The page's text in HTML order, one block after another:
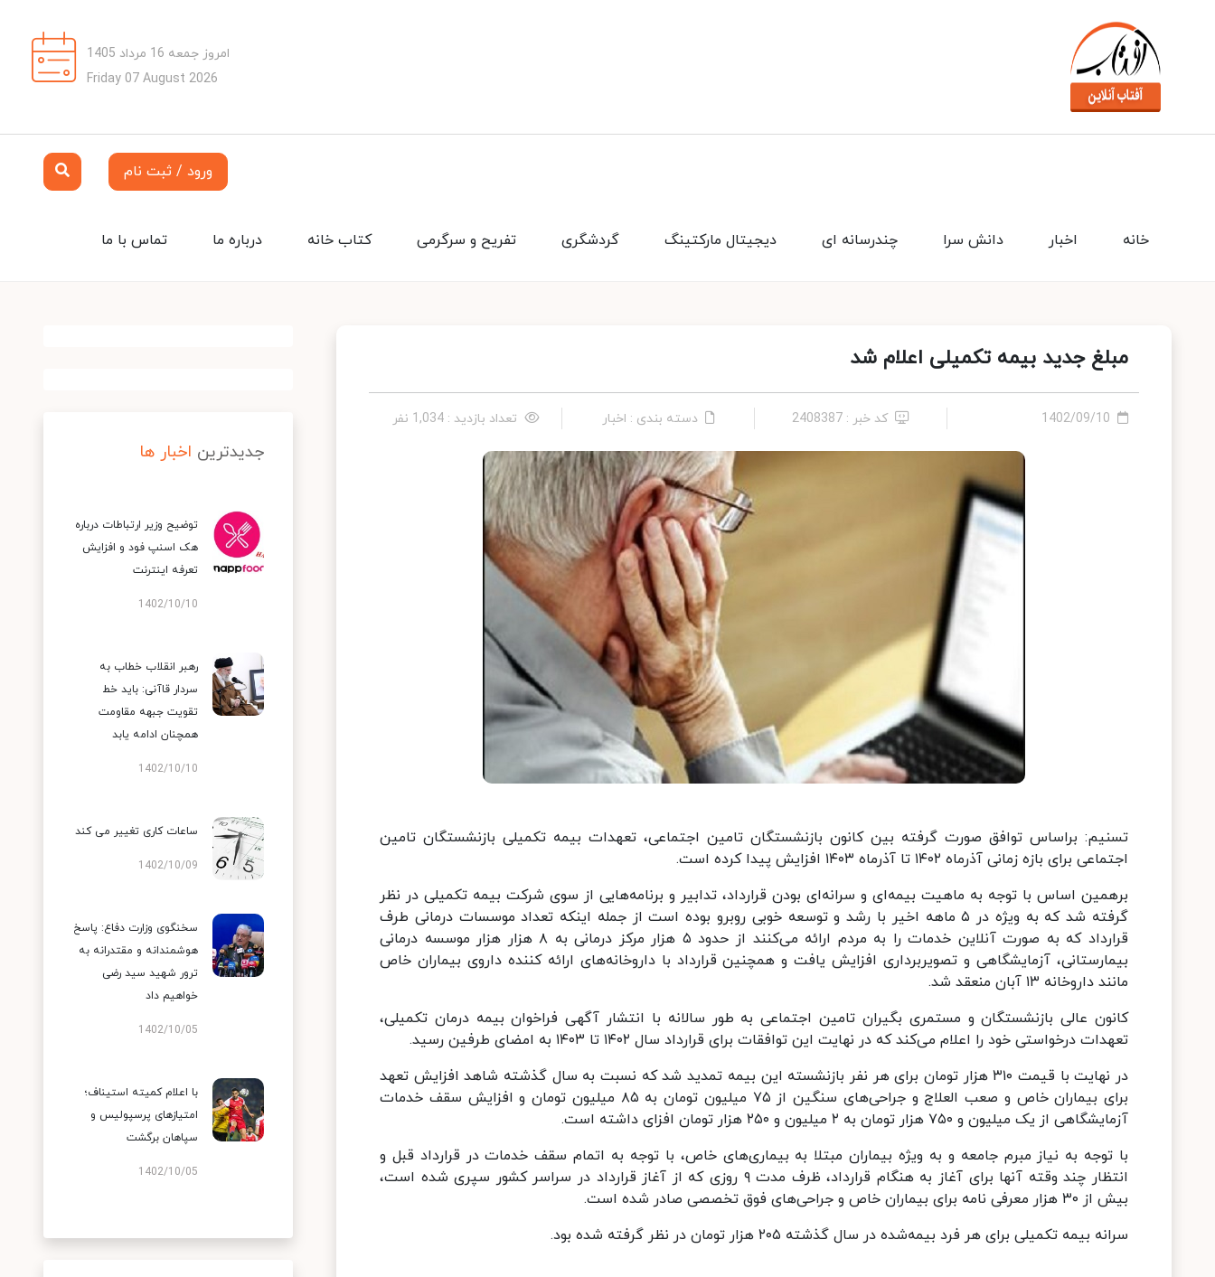
امروز جمعه 16 مرداد 1405
Friday 07 August 2026
ورود / ثبت نام
تماس با ما درباره ما کتاب خانه تفریح و سرگرمی گردشگری دیجیتال مارکتینگ چندرسانه ای دانش سرا اخبار خانه
مبلغ جدید بیمه تکمیلی اعلام شد
1402/09/10 کد خبر : 2408387 دسته بندی : اخبار تعداد بازدید : 1,034 نفر
تسنیم: براساس توافق صورت گرفته بین کانون بازنشستگان تامین اجتماعی، تعهدات بیمه تکمیلی بازنشستگان تامین
اجتماعی برای بازه زمانی آذرماه ۱۴۰۲ تا آذرماه ۱۴۰۳ افزایش پیدا کرده است.
برهمین اساس با توجه به ماهیت بیمه‌ای و سرانه‌ای بودن قرارداد، تدابیر و برنامه‌هایی از سوی شرکت بیمه تکمیلی در نظر
گرفته شد که به ویژه در ۵ ماهه اخیر با رشد و توسعه خوبی روبرو بوده است از جمله اینکه تعداد موسسات درمانی طرف
قرارداد که به صورت آنلاین خدمات را به مردم ارائه می‌کنند از حدود ۵ هزار مرکز درمانی به ۸ هزار هزار موسسه درمانی
بیمارستانی، آزمایشگاهی و تصویربرداری افزایش یافت و همچنین قرارداد با داروخانه‌های ارائه کننده داروی بیماران خاص
مانند داروخانه ۱۳ آبان منعقد شد.
کانون عالی بازنشستگان و مستمری بگیران تامین اجتماعی به طور سالانه با انتشار آگهی فراخوان بیمه درمان تکمیلی،
تعهدات درخواستی خود را اعلام می‌کند که در نهایت این توافقات برای قرارداد سال ۱۴۰۲ تا ۱۴۰۳ به امضای طرفین رسید.
در نهایت با قیمت ۳۱۰ هزار تومان برای هر نفر بازنشسته این بیمه تمدید شد که نسبت به سال گذشته شاهد افزایش تعهد
برای بیماران خاص و صعب العلاج و جراحی‌های سنگین از ۷۵ میلیون تومان به ۸۵ میلیون تومان و افزایش سقف خدمات
آزمایشگاهی از یک میلیون و ۷۵۰ هزار تومان به ۲ میلیون و ۲۵۰ هزار تومان افزای داشته است.
با توجه به نیاز مبرم جامعه و به ویژه بیماران مبتلا به بیماری‌های خاص، با توجه به اتمام سقف خدمات در قرارداد قبل و
انتظار چند وقته آنها برای آغاز به هنگام قرارداد، ظرف مدت ۹ روزی که از آغاز قرارداد در سراسر کشور سپری شده است،
بیش از ۳۰ هزار معرفی نامه برای بیماران خاص و جراحی‌های فوق تخصصی صادر شده است.
سرانه بیمه تکمیلی برای هر فرد بیمه‌شده در سال گذشته ۲۰۵ هزار تومان در نظر گرفته شده بود.
جدیدترین اخبار ها
توضیح وزیر ارتباطات درباره
هک اسنپ‌ فود و افزایش
تعرفه اینترنت
1402/10/10
رهبر انقلاب خطاب به
سردار قاآنی: باید خط
تقویت جبهه مقاومت
همچنان ادامه یابد
1402/10/10
ساعات کاری تغییر می‌ کند
1402/10/09
سخنگوی وزارت دفاع: پاسخ
هوشمندانه و مقتدرانه به
ترور شهید سید رضی
خواهیم داد
1402/10/05
با اعلام کمیته استیناف؛
امتیازهای پرسپولیس و
سپاهان برگشت
1402/10/05